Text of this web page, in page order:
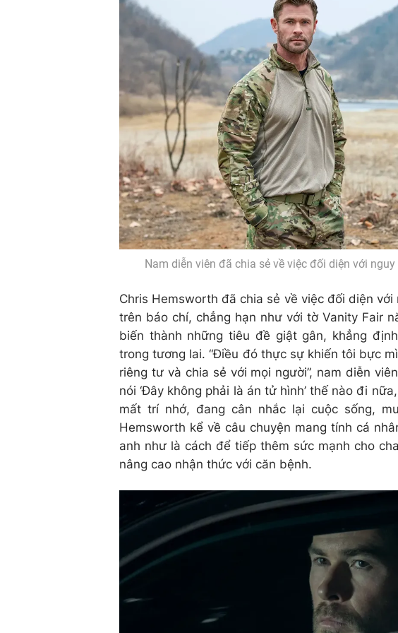
Nam diễn viên đã chia sẻ về việc đối diện với
Chris Hemsworth đã chia sẻ về việc đối diện
trên báo chí, chẳng hạn như với tờ Vanity Fair
biến thành những tiêu đề giật gân, khẳng
trong tương lai. “Điều đó thực sự khiến tôi bực
riêng tư và chia sẻ với mọi người”, nam diễn
nói ‘Đây không phải là án tử hình’ thế nào đi
mất trí nhớ, đang cân nhắc lại cuộc sống,
Hemsworth kể về câu chuyện mang tính cá
anh như là cách để tiếp thêm sức mạnh cho
nâng cao nhận thức với căn bệnh.